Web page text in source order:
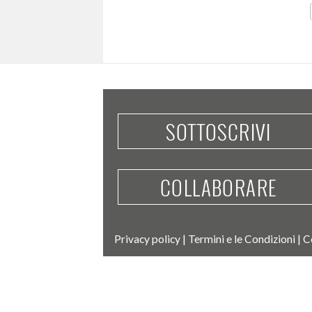
SOTTOSCRIVI
COLLABORARE
Privacy policy| Termini e le Condizioni |